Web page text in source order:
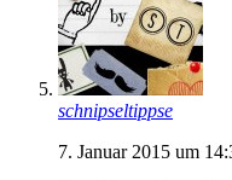
schnipseltippse
7. Januar 2015 um